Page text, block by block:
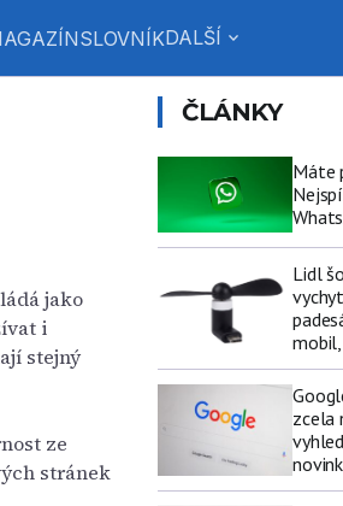
SLOVNÍKDALŠÍ expand_more
jako
i
stejný
ze
stránek
ČLÁNKY
Máte
Lidl
zcela